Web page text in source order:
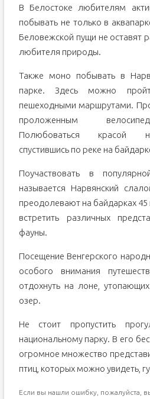
В Белостоке любителям
побывать не только в
Беловежской пущи не оставят
любителя природы.
Также моно побывать в
парке. Здесь можно
пешеходными маршрутами.
проложенным
Полюбоваться красой
спустившись по реке на
Поучаствовать в
называется Нарвянский
преодолевают на байдарках
встретить различных
фауны.
Посещение Венгерского
особого внимания
отдохнуть на лоне,
озер.
Не стоит пропустить
национальному парку. В его
огромное множество
птиц, которых можно увидеть,
Если вы нашли ошибку, пожалуйста,